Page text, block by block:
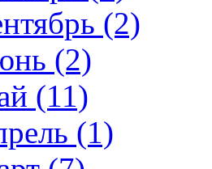
(2)
(2)
(11)
(1)